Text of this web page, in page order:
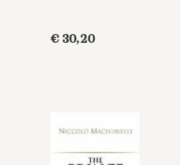
Political Order
€ 30,20